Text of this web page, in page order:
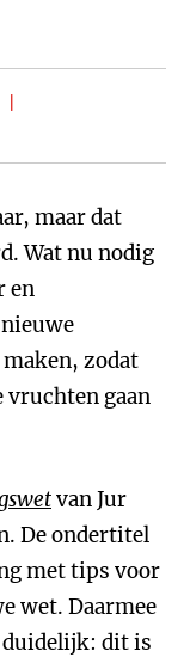
|
maar dat
Wat nu nodig
en
zodat
vruchten gaan
van Jur
De ondertitel
met tips voor
wet. Daarmee
duidelijk: dit is